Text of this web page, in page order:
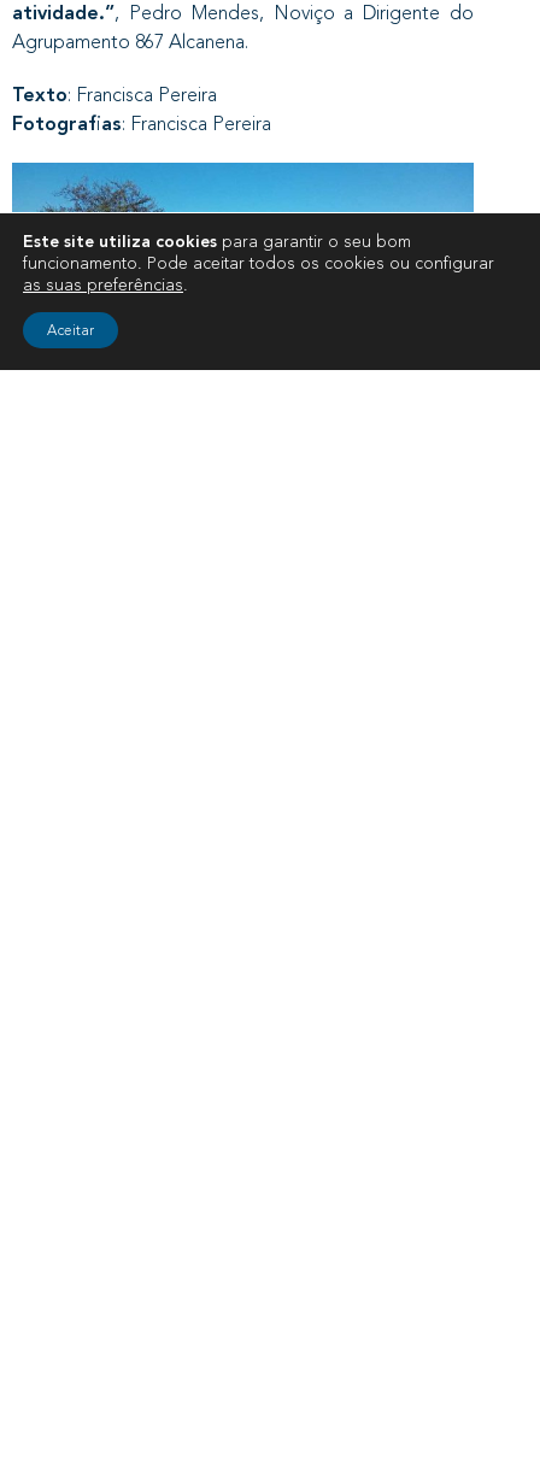
atividade.”, Pedro Mendes, Noviço a Dirigente do
Agrupamento 867 Alcanena.
Texto: Francisca Pereira
Fotografias: Francisca Pereira
Este site utiliza cookies para garantir o seu bom
funcionamento. Pode aceitar todos os cookies ou configurar
as suas preferências.
Aceitar